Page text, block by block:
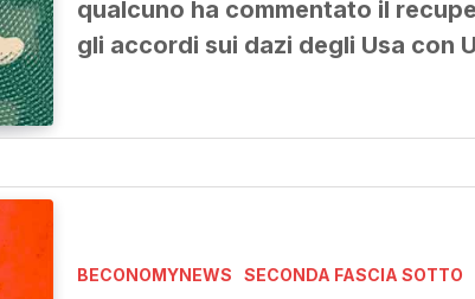
qualcuno ha commentato il
gli accordi sui dazi degli Usa con
BECONOMYNEWS SECONDA FASCIA SOTTO